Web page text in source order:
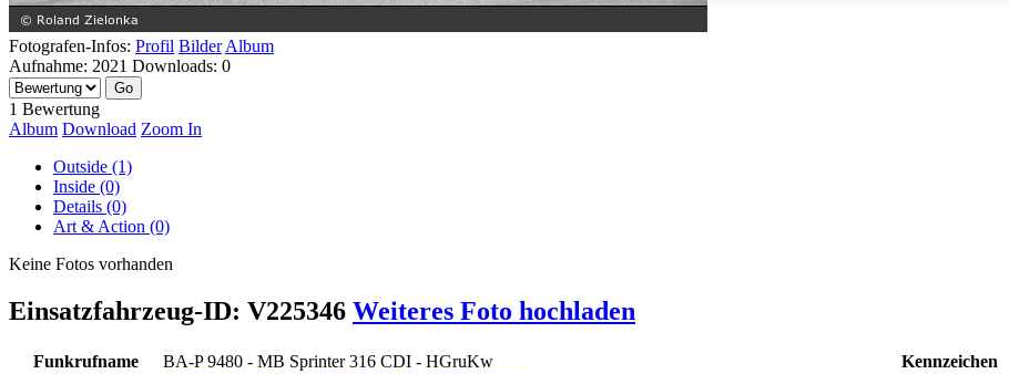
Fotografen-Infos: Profil Bilder Album
Aufnahme: 2021 Downloads: 0
1 Bewertung
Album Download Zoom In
Outside (1)
Inside (0)
Details (0)
Art & Action (0)
Keine Fotos vorhanden
Einsatzfahrzeug-ID: V225346 Weiteres Foto hochladen
Funkrufname BA-P 9480 - MB Sprinter 316 CDI - HGruKw Kennzeichen